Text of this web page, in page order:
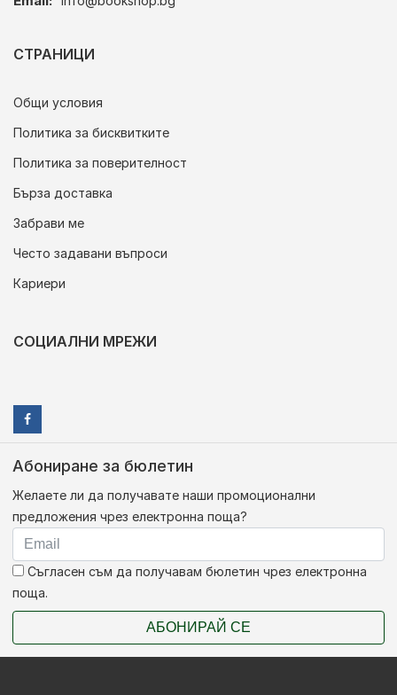
СТРАНИЦИ
Общи условия
Политика за бисквитките
Политика за поверителност
Бърза доставка
Забрави ме
Често задавани въпроси
Кариери
СОЦИАЛНИ МРЕЖИ
Абониране за бюлетин
Желаете ли да получавате наши промоционални
предложения чрез електронна поща?
Съгласен съм да получавам бюлетин чрез електронна
поща.
АБОНИРАЙ СЕ